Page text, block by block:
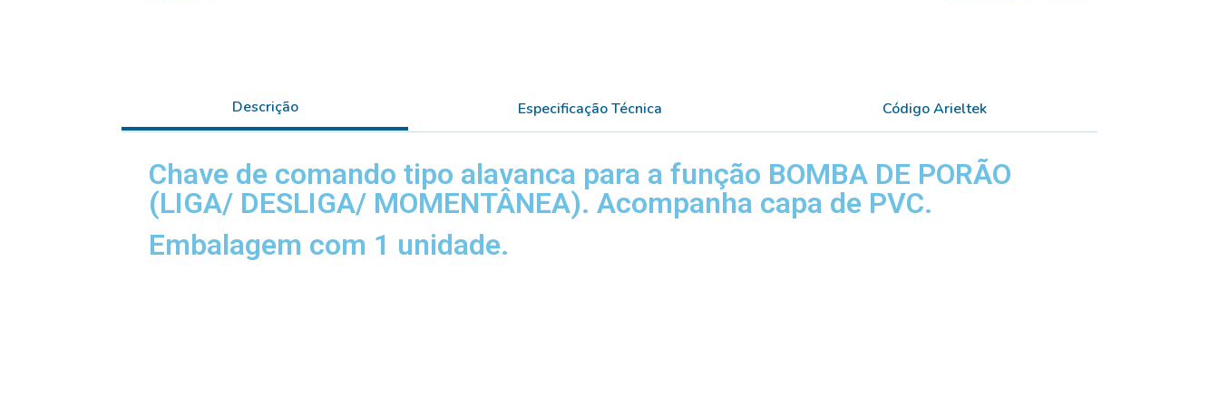
Descrição Especificação Técnica Código Arieltek
Chave de comando tipo alavanca para a função BOMBA DE PORÃO
(LIGA/ DESLIGA/ MOMENTÂNEA). Acompanha capa de PVC.
Embalagem com 1 unidade.